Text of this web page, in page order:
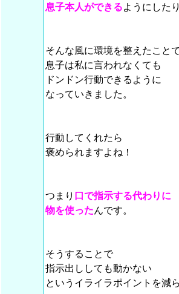
息子本人ができるようにしたり
そんな風に環境を整えたこと
息子は私に言われなくても
ドンドン行動できるように
なっていきました。
行動してくれたら
褒められますよね！
つまり 口で指示する代わりに
物を使ったんです。
そうすることで
指示出ししても動かない
というイライラポイントを減